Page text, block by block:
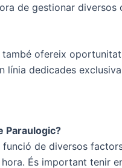
de gestionar
també ofereix
dedicades
Paraulogic?
de diversos
És important tenir